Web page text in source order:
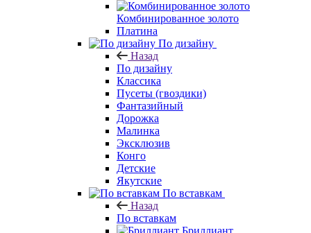
Комбинированное золото
Платина
По дизайну
Назад
По дизайну
Классика
Пусеты (гвоздики)
Фантазийный
Дорожка
Малинка
Эксклюзив
Конго
Детские
Якутские
По вставкам
Назад
По вставкам
Бриллиант